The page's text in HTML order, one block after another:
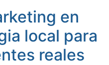
en
local para
reales